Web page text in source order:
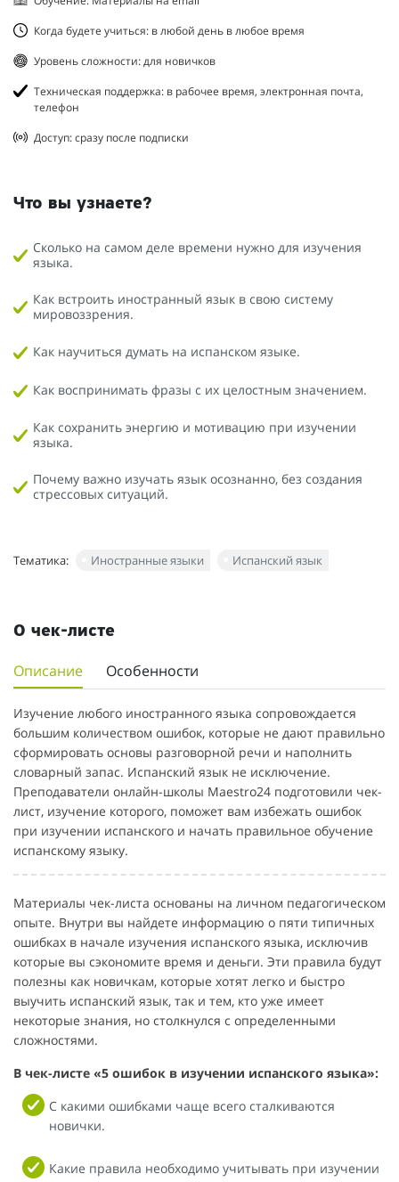
Когда будете учиться: в любой день в любое время
Уровень сложности: для новичков
Техническая поддержка: в рабочее время, электронная почта,
телефон
Доступ: сразу после подписки
Что вы узнаете?
Сколько на самом деле времени нужно для изучения
языка.
Как встроить иностранный язык в свою систему
мировоззрения.
Как научиться думать на испанском языке.
Как воспринимать фразы с их целостным значением.
Как сохранить энергию и мотивацию при изучении
языка.
Почему важно изучать язык осознанно, без создания
стрессовых ситуаций.
Тематика: Иностранные языки Испанский язык
О чек-листе
Описание Особенности
Изучение любого иностранного языка сопровождается
большим количеством ошибок, которые не дают правильно
сформировать основы разговорной речи и наполнить
словарный запас. Испанский язык не исключение.
Преподаватели онлайн-школы Maestro24 подготовили чек-
лист, изучение которого, поможет вам избежать ошибок
при изучении испанского и начать правильное обучение
испанскому языку.
Материалы чек-листа основаны на личном педагогическом
опыте. Внутри вы найдете информацию о пяти типичных
ошибках в начале изучения испанского языка, исключив
которые вы сэкономите время и деньги. Эти правила будут
полезны как новичкам, которые хотят легко и быстро
выучить испанский язык, так и тем, кто уже имеет
некоторые знания, но столкнулся с определенными
сложностями.
В чек-листе «5 ошибок в изучении испанского языка»:
С какими ошибками чаще всего сталкиваются
новички.
Какие правила необходимо учитывать при изучении